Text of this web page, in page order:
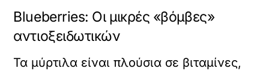
Blueberries: Οι μικρές «βόμβες»
αντιοξειδωτικών
Τα μύρτιλα είναι πλούσια σε βιταμίνες,